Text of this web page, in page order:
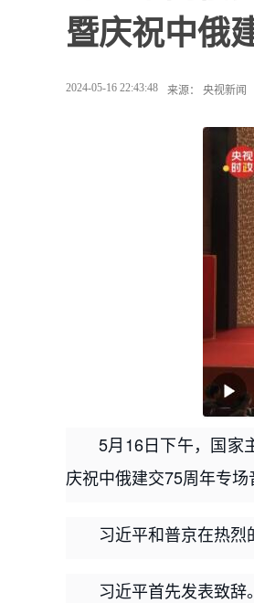
暨庆祝中俄
2024-05-16 22:43:48 来源： 央视新闻
5月16日下午，国家
庆祝中俄建交75周年专场
习近平和普京在热烈
习近平首先发表致辞。